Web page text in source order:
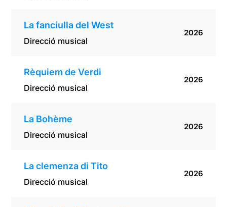
La fanciulla del West
Direcció musical
2026
Rèquiem de Verdi
Direcció musical
2026
La Bohème
Direcció musical
2026
La clemenza di Tito
Direcció musical
2026